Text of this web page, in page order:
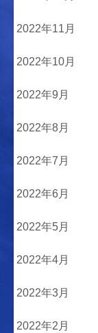
2022年11月
2022年10月
2022年9月
2022年8月
2022年7月
2022年6月
2022年5月
2022年4月
2022年3月
2022年2月